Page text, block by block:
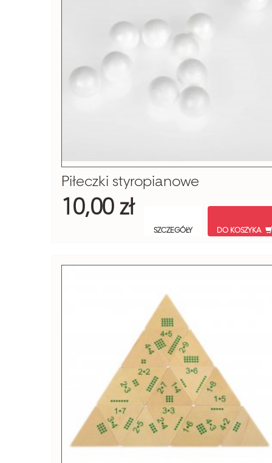
Piłeczki styropianowe
10,00 zł
SZCZEGÓŁY DO KOSZYKA